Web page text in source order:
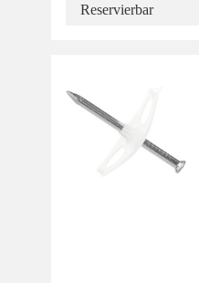
Reservierbar